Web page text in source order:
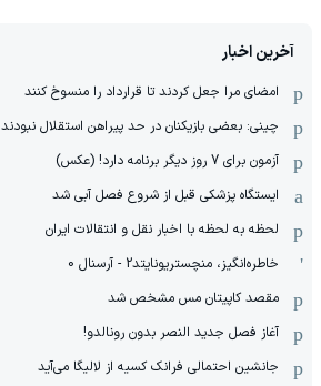
آخرین اخبار
امضای مرا جعل کردند تا قرارداد را منسوخ کنند
چینی: بعضی بازیکنان در حد پیراهن استقلال نبودند
آزمون برای 7 روز دیگر برنامه دارد! (عکس)
ایستگاه پزشکی قبل از شروع فصل آبی شد
لحظه به لحظه با اخبار نقل و انتقالات ایران
خاطره‌انگیز، منچستریونایتد2 - آرسنال 0
مقصد کاپیتان مس مشخص شد
آغاز فصل جدید النصر بدون رونالدو!
جانشین احتمالی فرانک کسیه از لالیگا می‌آید